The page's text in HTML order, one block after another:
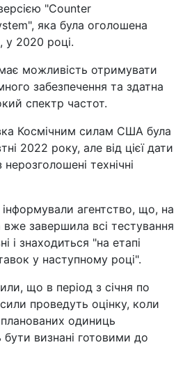
"Counter
яка була оголошена
2020 році.
можливість отримувати
забезпечення та здатна
спектр частот.
Космічним силам США була
2022 року, але від цієї дати
технічні
агентство, що, на
завершила всі тестування
і знаходиться "на етапі
у наступному році".
що в період з січня по
проведуть оцінку, коли
одиниць
визнані готовими до